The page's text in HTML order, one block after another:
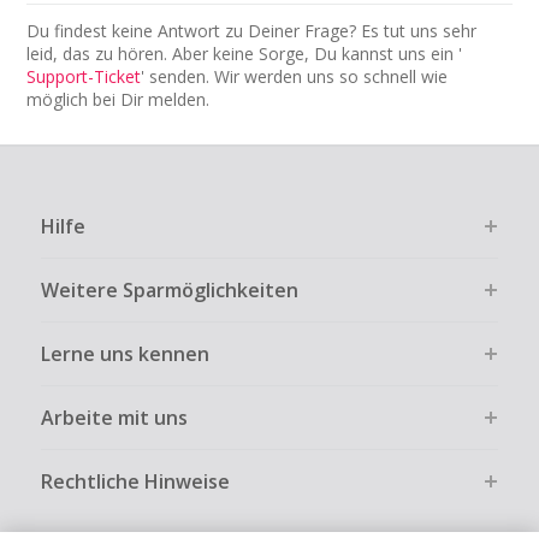
Du findest keine Antwort zu Deiner Frage? Es tut uns sehr
leid, das zu hören. Aber keine Sorge, Du kannst uns ein '
Support-Ticket' senden. Wir werden uns so schnell wie
möglich bei Dir melden.
Hilfe
Weitere Sparmöglichkeiten
Lerne uns kennen
Arbeite mit uns
Rechtliche Hinweise